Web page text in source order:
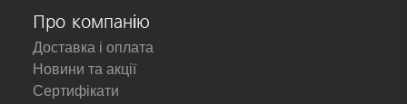
Про компанію
Доставка і оплата
Новини та акції
Сертифікати